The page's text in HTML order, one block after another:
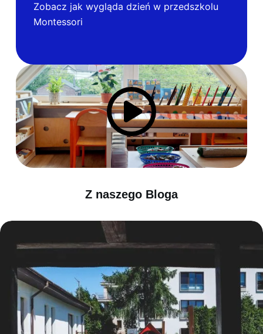
Zobacz jak wygląda dzień w przedszkolu
Montessori
Z naszego Bloga